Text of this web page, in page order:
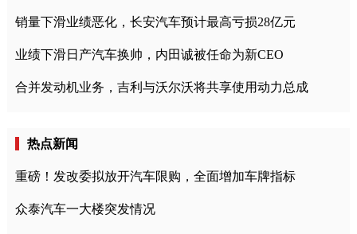
销量下滑业绩恶化，长安汽车预计最高亏损28亿元
业绩下滑日产汽车换帅，内田诚被任命为新CEO
合并发动机业务，吉利与沃尔沃将共享使用动力总成
热点新闻
重磅！发改委拟放开汽车限购，全面增加车牌指标
众泰汽车一大楼突发情况